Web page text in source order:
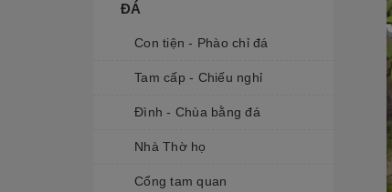
ĐÁ
Con tiện - Phào chỉ đá
Tam cấp - Chiếu nghỉ
Đình - Chùa bằng đá
Nhà Thờ họ
Cổng tam quan